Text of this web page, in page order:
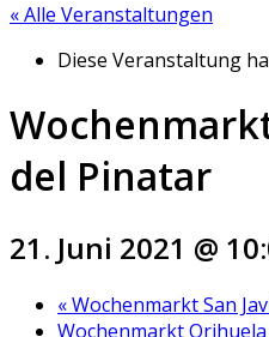
« Alle Veranstaltungen
Diese Veranstaltung
del Pinatar
21. Juni 2021 @
«Wochenmarkt San
Wochenmarkt Orihuela